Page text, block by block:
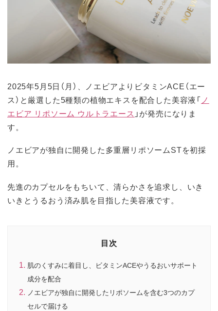
2025年5月5日（月）、ノエビアよりビタミンACE（エー
ス）と厳選した5種類の植物エキスを配合した美容液「ノ
エビア リポソーム ウルトラエース 」が発売になりま
す。
ノエビアが独自に開発した多重層リポソームSTを初採
用。
先進のカプセルをもちいて、清らかさを追求し、いき
いきとうるおう済み肌を目指した美容液です。
目次
肌のくすみに着目し、ビタミンACEやうるおいサポート
成分を配合
ノエビアが独自に開発したリポソームを含む3つのカプ
セルで届ける